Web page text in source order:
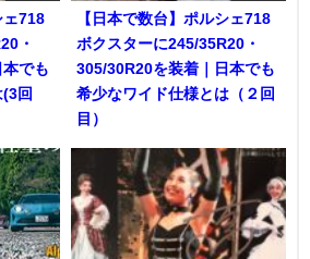
ェ718
・
でも
回
【日本で数台】ポルシェ718
ボクスターに245/35R20・
305/30R20を装着｜日本でも
希少なワイド仕様とは（２回
目）